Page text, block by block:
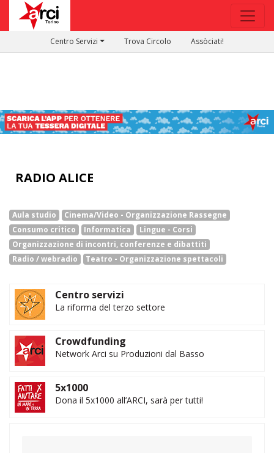
Centro Servizi Trova Circolo Assòciati!
RADIO ALICE
Aula studio
Cinema/Video - Organizzazione Rassegne
Consumo critico
Informatica
Lingue - Corsi
Organizzazione di incontri, conferenze e dibattiti
Radio / webradio
Teatro - Organizzazione spettacoli
Centro servizi
La riforma del terzo settore
Crowdfunding
Network Arci su Produzioni dal Basso
5x1000
Dona il 5x1000 all’ARCI, sarà per tutti!